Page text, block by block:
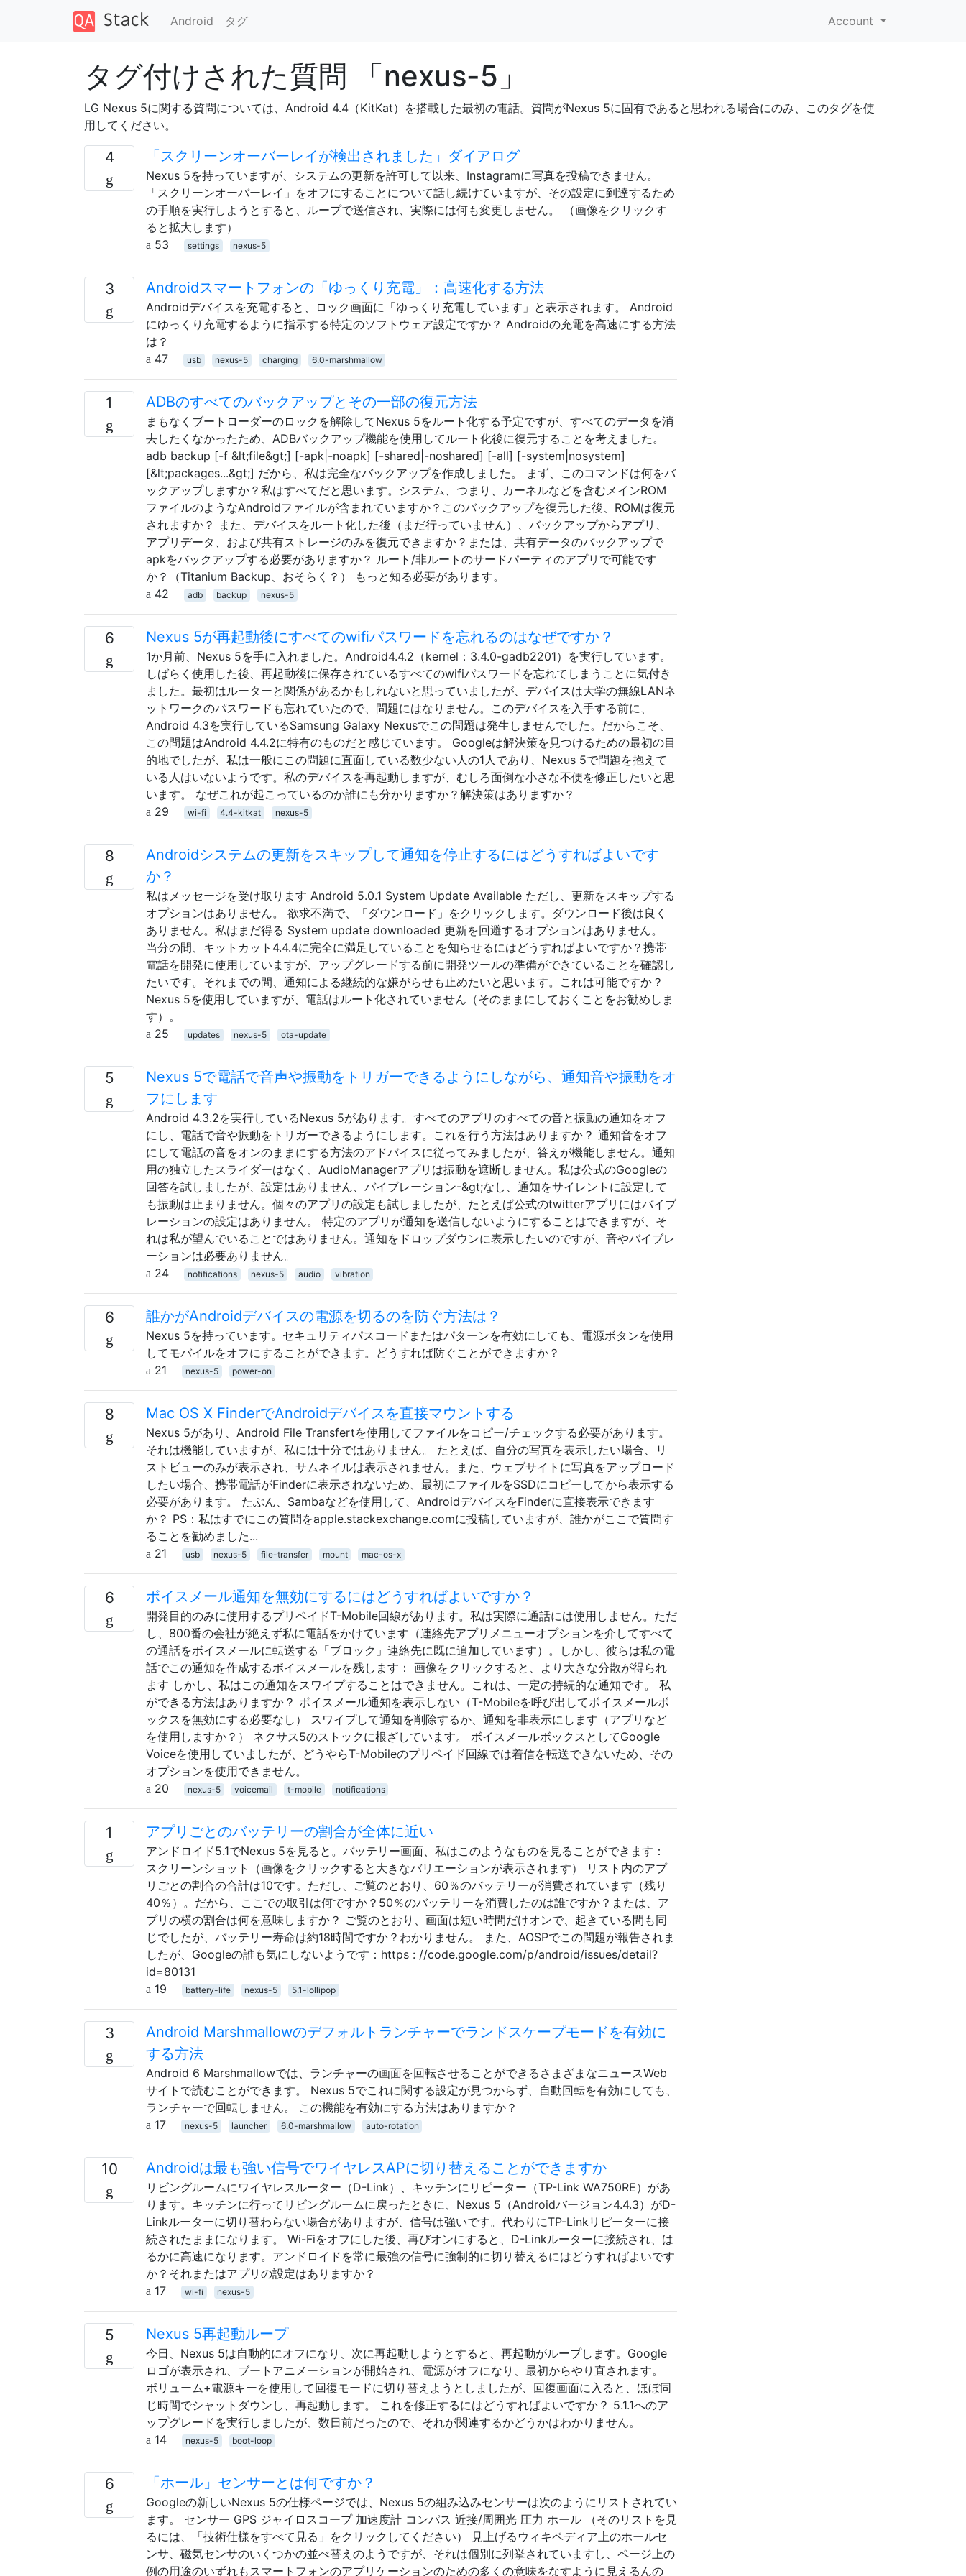
Android タグ Account
タグ付けされた質問 「nexus-5」
LG Nexus 5に関する質問については、Android 4.4（KitKat）を搭載した最初の電話。質問がNexus 5に固有であると思われる場合にのみ、このタグを使
用してください。
4 「スクリーンオーバーレイが検出されました」ダイアログ
Nexus 5を持っていますが、システムの更新を許可して以来、Instagramに写真を投稿できません。
「スクリーンオーバーレイ」をオフにすることについて話し続けていますが、その設定に到達するため
の手順を実行しようとすると、ループで送信され、実際には何も変更しません。 （画像をクリックす
ると拡大します）
53
settings nexus-5
3 Androidスマートフォンの「ゆっくり充電」：高速化する方法
Androidデバイスを充電すると、ロック画面に「ゆっくり充電しています」と表示されます。 Android
にゆっくり充電するように指示する特定のソフトウェア設定ですか？ Androidの充電を高速にする方法
は？
47
usb nexus-5 charging 6.0-marshmallow
1 ADBのすべてのバックアップとその一部の復元方法
まもなくブートローダーのロックを解除してNexus 5をルート化する予定ですが、すべてのデータを消
去したくなかったため、ADBバックアップ機能を使用してルート化後に復元することを考えました。
adb backup [-f &lt;file&gt;] [-apk|-noapk] [-shared|-noshared] [-all] [-system|nosystem]
[&lt;packages...&gt;] だから、私は完全なバックアップを作成しました。 まず、このコマンドは何をバ
ックアップしますか？私はすべてだと思います。システム、つまり、カーネルなどを含むメインROM
ファイルのようなAndroidファイルが含まれていますか？このバックアップを復元した後、ROMは復元
されますか？ また、デバイスをルート化した後（まだ行っていません）、バックアップからアプリ、
アプリデータ、および共有ストレージのみを復元できますか？または、共有データのバックアップで
apkをバックアップする必要がありますか？ ルート/非ルートのサードパーティのアプリで可能です
か？（Titanium Backup、おそらく？） もっと知る必要があります。
42
adb backup nexus-5
6 Nexus 5が再起動後にすべてのwifiパスワードを忘れるのはなぜですか？
1か月前、Nexus 5を手に入れました。Android4.4.2（kernel：3.4.0-gadb2201）を実行しています。
しばらく使用した後、再起動後に保存されているすべてのwifiパスワードを忘れてしまうことに気付き
ました。最初はルーターと関係があるかもしれないと思っていましたが、デバイスは大学の無線LANネ
ットワークのパスワードも忘れていたので、問題にはなりません。このデバイスを入手する前に、
Android 4.3を実行しているSamsung Galaxy Nexusでこの問題は発生しませんでした。だからこそ、
この問題はAndroid 4.4.2に特有のものだと感じています。 Googleは解決策を見つけるための最初の目
的地でしたが、私は一般にこの問題に直面している数少ない人の1人であり、Nexus 5で問題を抱えて
いる人はいないようです。私のデバイスを再起動しますが、むしろ面倒な小さな不便を修正したいと思
います。 なぜこれが起こっているのか誰にも分かりますか？解決策はありますか？
29
wi-fi 4.4-kitkat nexus-5
8
Androidシステムの更新をスキップして通知を停止するにはどうすればよいです
か？
私はメッセージを受け取ります Android 5.0.1 System Update Available ただし、更新をスキップする
オプションはありません。 欲求不満で、「ダウンロード」をクリックします。ダウンロード後は良く
ありません。私はまだ得る System update downloaded 更新を回避するオプションはありません。
当分の間、キットカット4.4.4に完全に満足していることを知らせるにはどうすればよいですか？携帯
電話を開発に使用していますが、アップグレードする前に開発ツールの準備ができていることを確認し
たいです。それまでの間、通知による継続的な嫌がらせも止めたいと思います。これは可能ですか？
Nexus 5を使用していますが、電話はルート化されていません（そのままにしておくことをお勧めしま
す）。
25
updates nexus-5 ota-update
5
Nexus 5で電話で音声や振動をトリガーできるようにしながら、通知音や振動をオ
フにします
Android 4.3.2を実行しているNexus 5があります。すべてのアプリのすべての音と振動の通知をオフ
にし、電話で音や振動をトリガーできるようにします。これを行う方法はありますか？ 通知音をオフ
にして電話の音をオンのままにする方法のアドバイスに従ってみましたが、答えが機能しません。通知
用の独立したスライダーはなく、AudioManagerアプリは振動を遮断しません。私は公式のGoogleの
回答を試しましたが、設定はありません、バイブレーション-&gt;なし、通知をサイレントに設定して
も振動は止まりません。個々のアプリの設定も試しましたが、たとえば公式のtwitterアプリにはバイブ
レーションの設定はありません。 特定のアプリが通知を送信しないようにすることはできますが、そ
れは私が望んでいることではありません。通知をドロップダウンに表示したいのですが、音やバイブレ
ーションは必要ありません。
24
notifications nexus-5 audio vibration
6 誰かがAndroidデバイスの電源を切るのを防ぐ方法は？
Nexus 5を持っています。セキュリティパスコードまたはパターンを有効にしても、電源ボタンを使用
してモバイルをオフにすることができます。どうすれば防ぐことができますか？
21
nexus-5 power-on
8 Mac OS X FinderでAndroidデバイスを直接マウントする
Nexus 5があり、Android File Transfertを使用してファイルをコピー/チェックする必要があります。
それは機能していますが、私には十分ではありません。 たとえば、自分の写真を表示したい場合、リ
ストビューのみが表示され、サムネイルは表示されません。また、ウェブサイトに写真をアップロード
したい場合、携帯電話がFinderに表示されないため、最初にファイルをSSDにコピーしてから表示する
必要があります。 たぶん、Sambaなどを使用して、AndroidデバイスをFinderに直接表示できます
か？ PS：私はすでにこの質問をapple.stackexchange.comに投稿していますが、誰かがここで質問す
ることを勧めました...
21
usb nexus-5 file-transfer mount mac-os-x
6 ボイスメール通知を無効にするにはどうすればよいですか？
開発目的のみに使用するプリペイドT-Mobile回線があります。私は実際に通話には使用しません。ただ
し、800番の会社が絶えず私に電話をかけています（連絡先アプリメニューオプションを介してすべて
の通話をボイスメールに転送する「ブロック」連絡先に既に追加しています）。しかし、彼らは私の電
話でこの通知を作成するボイスメールを残します： 画像をクリックすると、より大きな分散が得られ
ます しかし、私はこの通知をスワイプすることはできません。これは、一定の持続的な通知です。 私
ができる方法はありますか？ ボイスメール通知を表示しない（T-Mobileを呼び出してボイスメールボ
ックスを無効にする必要なし） スワイプして通知を削除するか、通知を非表示にします（アプリなど
を使用しますか？） ネクサス5のストックに根ざしています。 ボイスメールボックスとしてGoogle
Voiceを使用していましたが、どうやらT-Mobileのプリペイド回線では着信を転送できないため、その
オプションを使用できません。
20
nexus-5 voicemail t-mobile notifications
1 アプリごとのバッテリーの割合が全体に近い
アンドロイド5.1でNexus 5を見ると。バッテリー画面、私はこのようなものを見ることができます：
スクリーンショット（画像をクリックすると大きなバリエーションが表示されます） リスト内のアプ
リごとの割合の合計は10です。ただし、ご覧のとおり、60％のバッテリーが消費されています（残り
40％）。だから、ここでの取引は何ですか？50％のバッテリーを消費したのは誰ですか？または、ア
プリの横の割合は何を意味しますか？ ご覧のとおり、画面は短い時間だけオンで、起きている間も同
じでしたが、バッテリー寿命は約18時間ですか？わかりません。 また、AOSPでこの問題が報告されま
したが、Googleの誰も気にしないようです：https : //code.google.com/p/android/issues/detail?
id=80131
19
battery-life nexus-5 5.1-lollipop
3
Android Marshmallowのデフォルトランチャーでランドスケープモードを有効に
する方法
Android 6 Marshmallowでは、ランチャーの画面を回転させることができるさまざまなニュースWeb
サイトで読むことができます。 Nexus 5でこれに関する設定が見つからず、自動回転を有効にしても、
ランチャーで回転しません。 この機能を有効にする方法はありますか？
17
nexus-5 launcher 6.0-marshmallow auto-rotation
10 Androidは最も強い信号でワイヤレスAPに切り替えることができますか
リビングルームにワイヤレスルーター（D-Link）、キッチンにリピーター（TP-Link WA750RE）があ
ります。キッチンに行ってリビングルームに戻ったときに、Nexus 5（Androidバージョン4.4.3）がD-
Linkルーターに切り替わらない場合がありますが、信号は強いです。代わりにTP-Linkリピーターに接
続されたままになります。 Wi-Fiをオフにした後、再びオンにすると、D-Linkルーターに接続され、は
るかに高速になります。アンドロイドを常に最強の信号に強制的に切り替えるにはどうすればよいです
か？それまたはアプリの設定はありますか？
17
wi-fi nexus-5
5 Nexus 5再起動ループ
今日、Nexus 5は自動的にオフになり、次に再起動しようとすると、再起動がループします。Google
ロゴが表示され、ブートアニメーションが開始され、電源がオフになり、最初からやり直されます。
ボリューム+電源キーを使用して回復モードに切り替えようとしましたが、回復画面に入ると、ほぼ同
じ時間でシャットダウンし、再起動します。 これを修正するにはどうすればよいですか？ 5.1.1へのア
ップグレードを実行しましたが、数日前だったので、それが関連するかどうかはわかりません。
14
nexus-5 boot-loop
6 「ホール」センサーとは何ですか？
Googleの新しいNexus 5の仕様ページでは、Nexus 5の組み込みセンサーは次のようにリストされてい
ます。 センサー GPS ジャイロスコープ 加速度計 コンパス 近接/周囲光 圧力 ホール （そのリストを見
るには、「技術仕様をすべて見る」をクリックしてください） 見上げるウィキペディア上のホールセ
ンサ、磁気センサのいくつかの並べ替えのようですが、それは個別に列挙されていますし、ページ上の
例の用途のいずれもスマートフォンのアプリケーションのための多くの意味をなすように見えるんの